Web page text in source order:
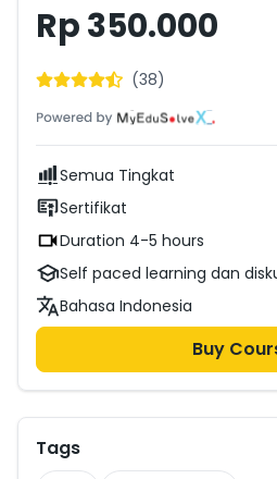
Selain itu, ia telah bekerja
ternama, Jona Frank, mengedit
membagi pengalamannya.
Rp 350.000
(38)
Semua Tingkat
Sertifikat
Duration 4-5 hours
Self paced learning dan
Bahasa Indonesia
Buy
Tags